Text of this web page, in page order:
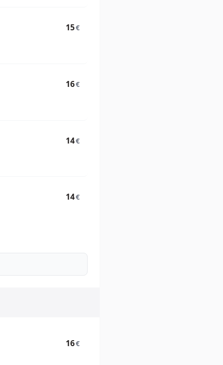
15€
16€
14€
14€
16€